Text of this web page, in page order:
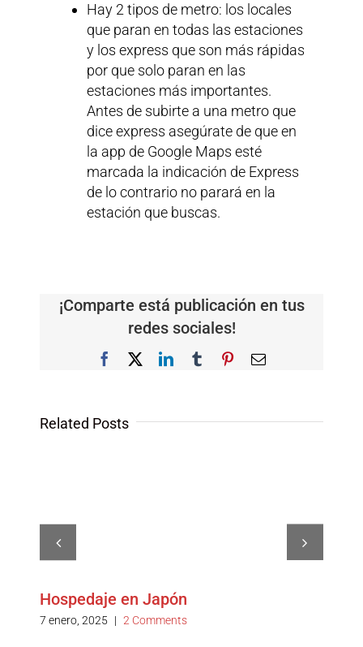
Hay 2 tipos de metro: los locales
que paran en todas las estaciones
y los express que son más rápidas
por que solo paran en las
estaciones más importantes.
Antes de subirte a una metro que
dice express asegúrate de que en
la app de Google Maps esté
marcada la indicación de Express
de lo contrario no parará en la
estación que buscas.
¡Comparte está publicación en tus
redes sociales!
Facebook
TwitterLinkedInTumblrPinterestEmail
Related Posts
Hospedaje en Japón
7 enero, 2025 | 2 Comments